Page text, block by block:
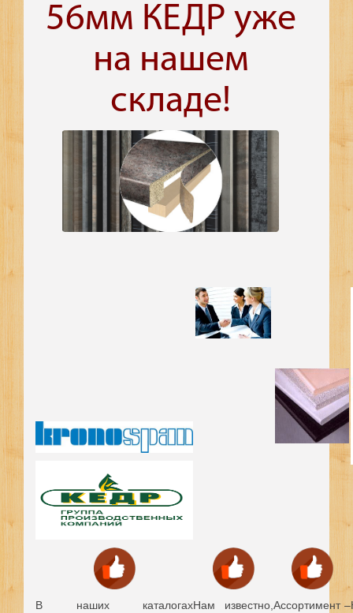
56мм КЕДР уже
на нашем
складе!
В наших каталогахНам известно,Ассортимент –